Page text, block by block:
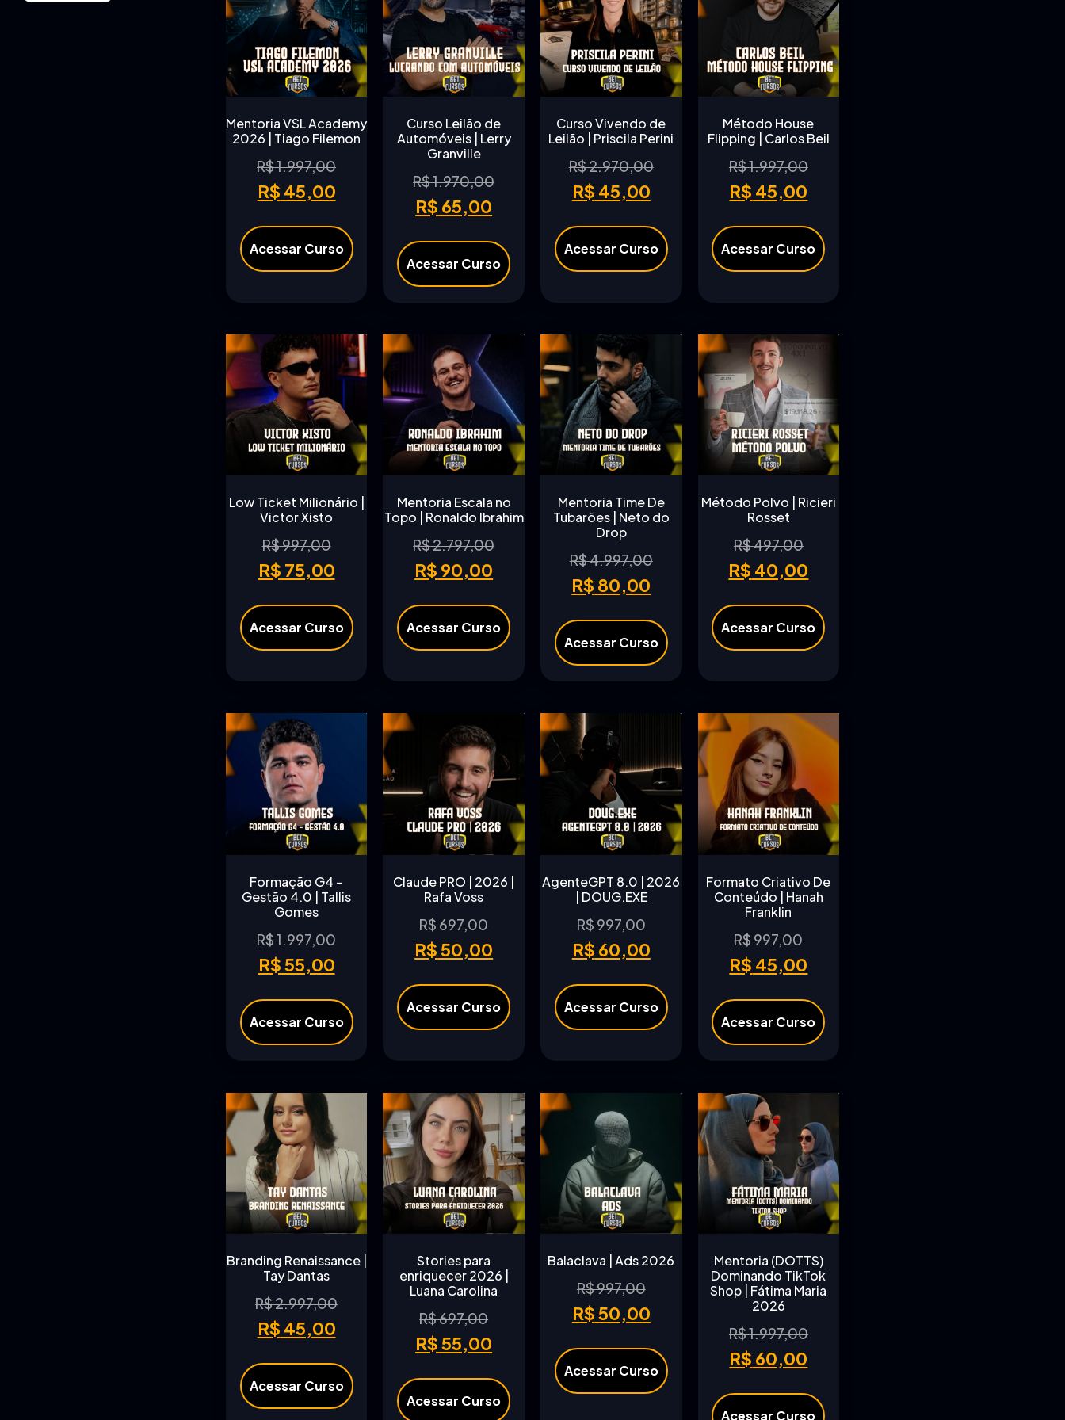
Mentoria VSL Academy
2026 | Tiago Filemon
R$1.997,00
R$ 45,00
Acessar Curso
Curso Leilão de
Automóveis | Lerry
Granville
R$1.970,00
R$ 65,00
Acessar Curso
Curso Vivendo de
Leilão | Priscila Perini
R$2.970,00
R$ 45,00
Acessar Curso
Método House
Flipping | Carlos Beil
R$1.997,00
R$ 45,00
Acessar Curso
Low Ticket Milionário |
Victor Xisto
R$997,00
R$ 75,00
Acessar Curso
Mentoria Escala no
Topo | Ronaldo Ibrahim
R$2.797,00
R$ 90,00
Acessar Curso
Mentoria Time De
Tubarões | Neto do
Drop
R$4.997,00
R$ 80,00
Acessar Curso
Método Polvo | Ricieri
Rosset
R$497,00
R$ 40,00
Acessar Curso
Formação G4 –
Gestão 4.0 | Tallis
Gomes
R$1.997,00
R$55,00
Acessar Curso
Claude PRO | 2026 |
Rafa Voss
R$697,00
R$50,00
Acessar Curso
AgenteGPT 8.0 | 2026
| DOUG.EXE
R$997,00
R$ 60,00
Acessar Curso
Formato Criativo De
Conteúdo | Hanah
Franklin
R$997,00
R$ 45,00
Acessar Curso
Branding Renaissance |
Tay Dantas
R$2.997,00
R$ 45,00
Acessar Curso
Stories para
enriquecer 2026 |
Luana Carolina
R$697,00
R$55,00
Acessar Curso
Balaclava | Ads 2026
R$997,00
R$50,00
Acessar Curso
Mentoria (DOTTS)
Dominando TikTok
Shop | Fátima Maria
2026
R$1.997,00
R$ 60,00
Acessar Curso